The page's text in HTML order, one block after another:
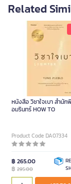
Related
หนังสือ วิชาใจเบา สำนั
อมรินทร์ HOW TO
Product Code DA07334
฿ 265.00
฿ 295.00